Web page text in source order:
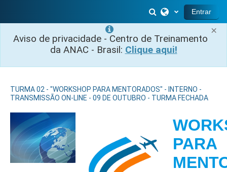
×
Aviso de privacidade - Centro de Treinamento
da ANAC - Brasil: Clique aqui!
Alternar entrada
Entrar
TURMA 02 - "WORKSHOP PARA MENTORADOS" - INTERNO -
TRANSMISSÃO ON-LINE - 09 DE OUTUBRO - TURMA FECHADA
PARA